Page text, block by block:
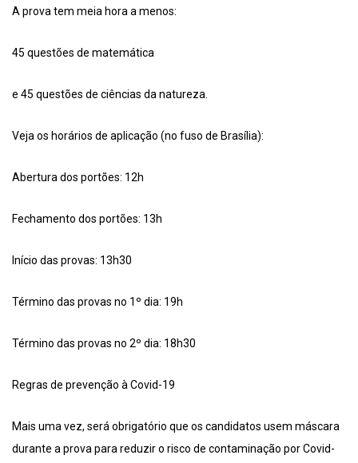
A prova tem meia hora a menos:
45 questões de matemática
e 45 questões de ciências da natureza.
Veja os horários de aplicação (no fuso de Brasília):
Abertura dos portões: 12h
Fechamento dos portões: 13h
Início das provas: 13h30
Término das provas no 1º dia: 19h
Término das provas no 2º dia: 18h30
Regras de prevenção à Covid-19
Mais uma vez, será obrigatório que os candidatos usem máscara
durante a prova para reduzir o risco de contaminação por Covid-